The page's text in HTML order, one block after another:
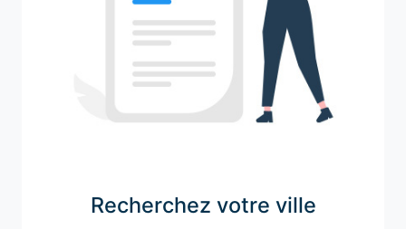
Recherchez votre ville